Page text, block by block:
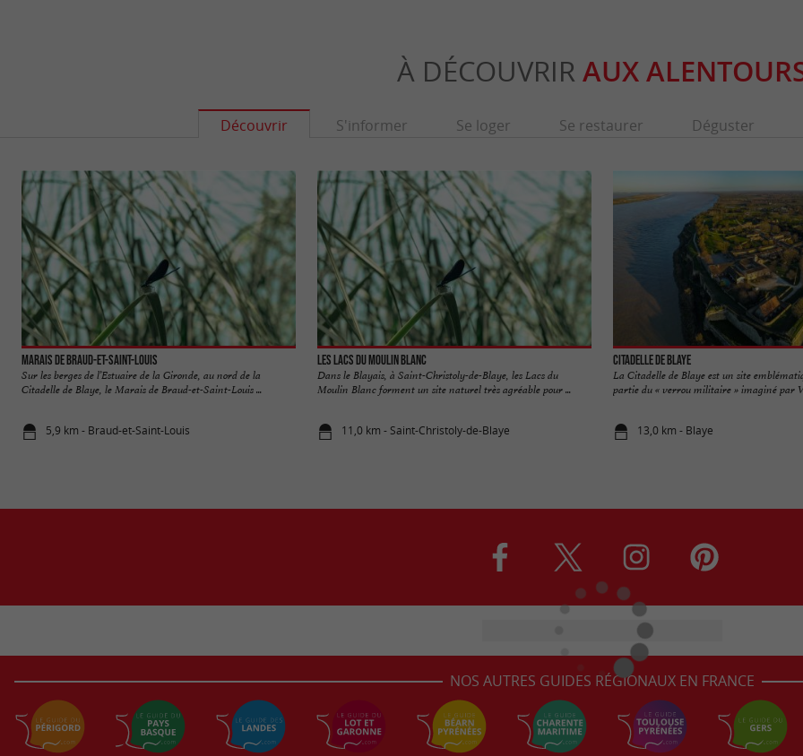
À DÉCOUVRIR AUX
Découvrir S'informer Se loger Se restaurer Déguster
Marais de Braud-et-Saint-Louis
Sur les berges de l’Estuaire de la Gironde, au nord de la
Citadelle de Blaye, le Marais de Braud-et-Saint-Louis ...
5,9 km - Braud-et-Saint-Louis
Les Lacs du Moulin Blanc
Dans le Blayais, à Saint-Christoly-de-Blaye, les Lacs du
Moulin Blanc forment un site naturel très agréable pour ...
11,0 km - Saint-Christoly-de-Blaye
Citadelle de Blaye
La Citadelle de Blaye est un site
partie du « verrou militaire » imaginé par
13,0 km - Blaye
NOS AUTRES GUIDES RÉGIONAUX EN FRANCE